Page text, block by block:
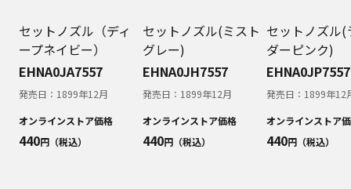
説明書に記載または別途同梱の別紙にてお客様に
ご提供しておりますが、本ウェブサイトでは別紙
にて提供している情報は公開しておりません。
取扱説明書中に記載する安全上のご注意は、法的
規制などの変化に応じて変更する場合がありま
す。お手持ちの商品に関し、本ウェブサイトに公
開されている取扱説明書に記載の安全上のご注意
についてのご質問等がありましたら、ご購入店、
セットノズル（ディ
ープネイビー）
EHNA0JA7557
発売日： 1899年12月
オンラインストア価格
440円（税込）
セットノズル(ミスト
グレー)
EHNA0JH7557
発売日： 1899年12月
オンラインストア価格
440円（税込）
セットノズル(
ダーピンク)
EHNA0JP7557
発売日： 1899年12
オンラインストア
440円（税込）